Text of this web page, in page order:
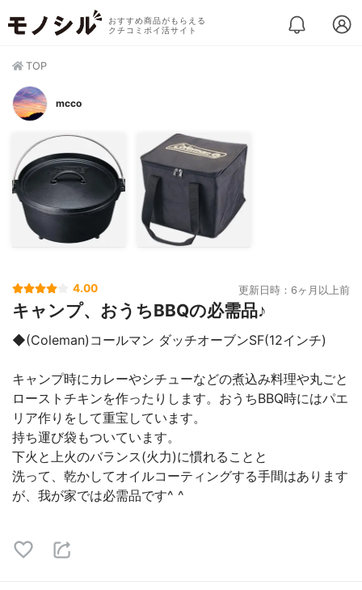
おすすめ商品がもらえる
クチコミポイ活サイト
TOP
mcco
4.00 更新日時：6ヶ月以上前
キャンプ、おうちBBQの必需品♪
◆(Coleman)コールマン ダッチオーブンSF(12インチ)
キャンプ時にカレーやシチューなどの煮込み料理や丸ごと
ローストチキンを作ったりします。おうちBBQ時にはパエ
リア作りをして重宝しています。
持ち運び袋もついています。
下火と上火のバランス(火力)に慣れることと
洗って、乾かしてオイルコーティングする手間はあります
が、我が家では必需品です^ ^